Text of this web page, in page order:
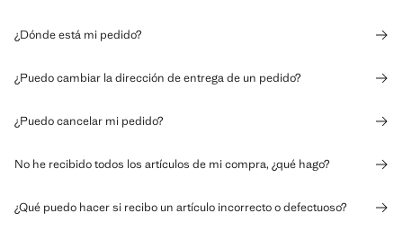
¿Dónde está mi pedido?
¿Puedo cambiar la dirección de entrega de un pedido?
¿Puedo cancelar mi pedido?
No he recibido todos los artículos de mi compra, ¿qué hago?
¿Qué puedo hacer si recibo un artículo incorrecto o defectuoso?